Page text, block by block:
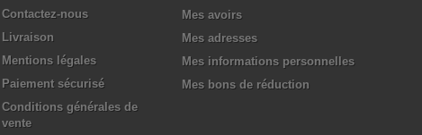
Contactez-nous
Livraison
Mentions légales
Paiement sécurisé
Conditions générales de
vente
Mes avoirs
Mes adresses
Mes informations personnelles
Mes bons de réduction